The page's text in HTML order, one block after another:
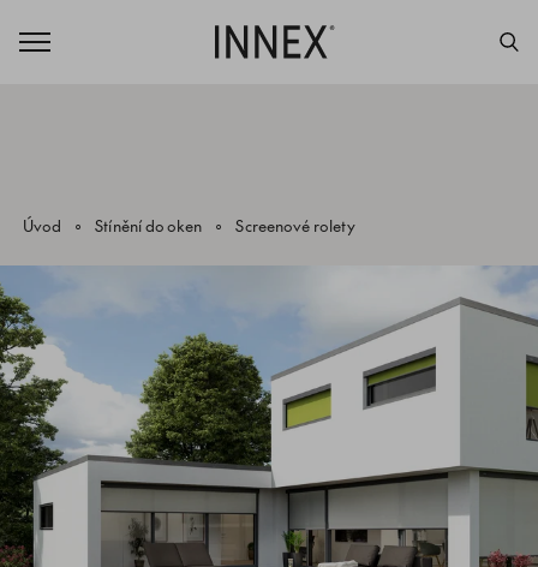
Úvod Stínění do oken Screenové rolety